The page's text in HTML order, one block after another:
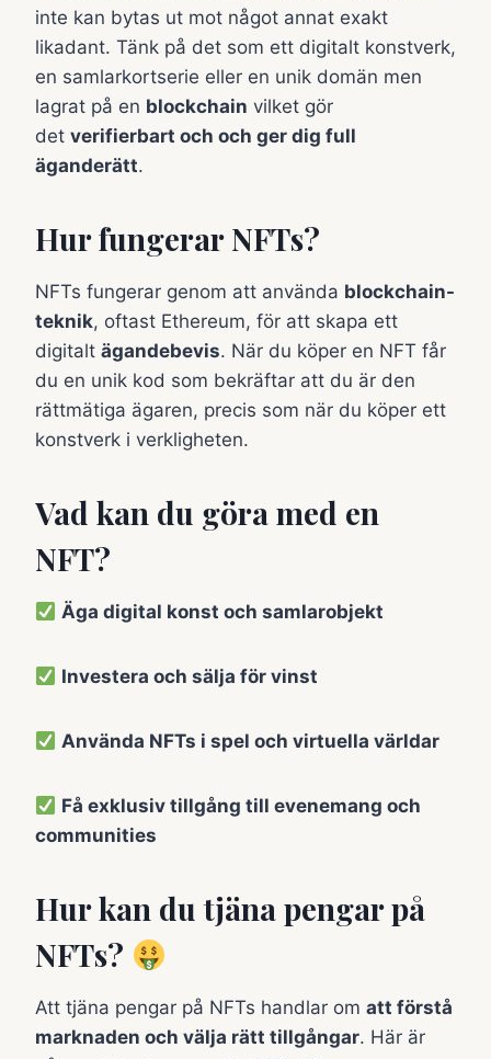
inte kan bytas ut mot något annat exakt
likadant. Tänk på det som ett digitalt konstverk,
en samlarkortserie eller en unik domän men
lagrat på en blockchain vilket gör
det verifierbart och och ger dig full
äganderätt.
Hur fungerar NFTs?
NFTs fungerar genom att använda blockchain-
teknik, oftast Ethereum, för att skapa ett
digitalt ägandebevis. När du köper en NFT får
du en unik kod som bekräftar att du är den
rättmätiga ägaren, precis som när du köper ett
konstverk i verkligheten.
Vad kan du göra med en
NFT?
Äga digital konst och samlarobjekt
Investera och sälja för vinst
Använda NFTs i spel och virtuella världar
Få exklusiv tillgång till evenemang och
communities
Hur kan du tjäna pengar på
NFTs?
Att tjäna pengar på NFTs handlar om att förstå
marknaden och välja rätt tillgångar. Här är